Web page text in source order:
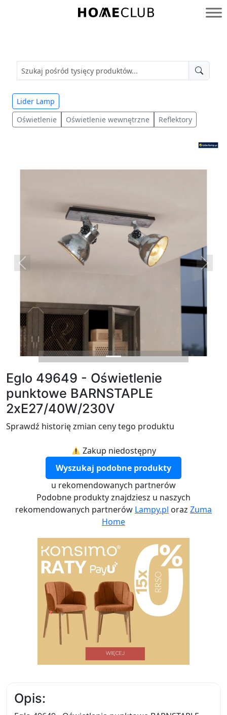
Homeclub
Lider Lamp
Oświetlenie
Oświetlenie wewnętrzne Reflektory
Previous Next
Eglo 49649 - Oświetlenie
punktowe BARNSTAPLE
2xE27/40W/230V
Sprawdź historię zmian ceny tego produktu
Zakup niedostępny
Wyszukaj podobne produkty
u rekomendowanych partnerów
Podobne produkty znajdziesz u naszych
rekomendowanych partnerów Lampy.pl oraz Zuma
Home
Opis: